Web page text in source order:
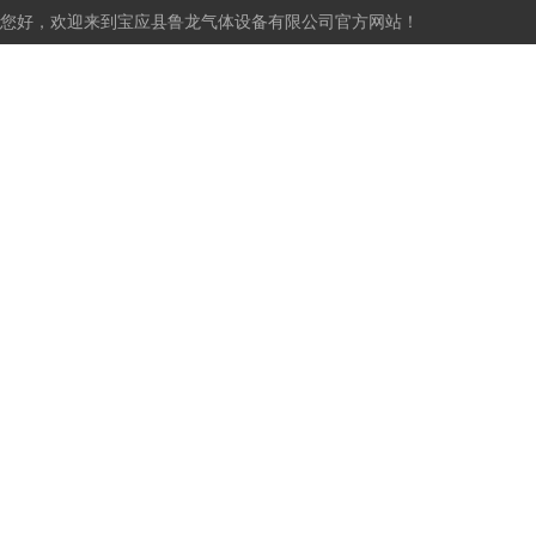
您好，欢迎来到宝应县鲁龙气体设备有限公司官方网站！